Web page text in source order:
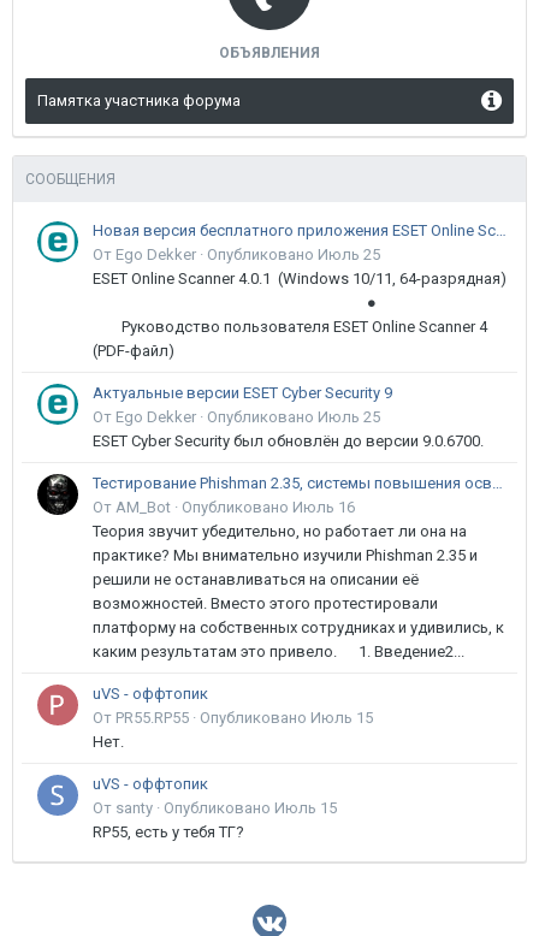
ОБЪЯВЛЕНИЯ
Памятка участника форума
СООБЩЕНИЯ
Новая версия бесплатного приложения ESET Online Scanner доступна пользователям
От Ego Dekker · Опубликовано Июль 25
ESET Online Scanner 4.0.1 (Windows 10/11, 64-разрядная)
●
Руководство пользователя ESET Online Scanner 4
(PDF-файл)
Актуальные версии ESET Cyber Security 9
От Ego Dekker · Опубликовано Июль 25
ESET Cyber Security был обновлён до версии 9.0.6700.
Тестирование Phishman 2.35, системы повышения осведомлённости пользователей в сфере ИБ
От AM_Bot · Опубликовано Июль 16
Теория звучит убедительно, но работает ли она на
практике? Мы внимательно изучили Phishman 2.35 и
решили не останавливаться на описании её
возможностей. Вместо этого протестировали
платформу на собственных сотрудниках и удивились, к
каким результатам это привело. 1. Введение2...
uVS - оффтопик
От PR55.RP55 · Опубликовано Июль 15
Нет.
uVS - оффтопик
От santy · Опубликовано Июль 15
RP55, есть у тебя ТГ?